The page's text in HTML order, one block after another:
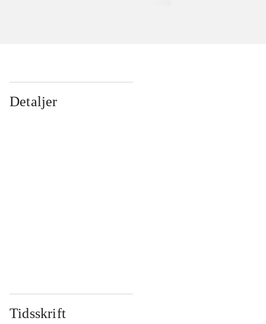
Detaljer
Tidsskrift